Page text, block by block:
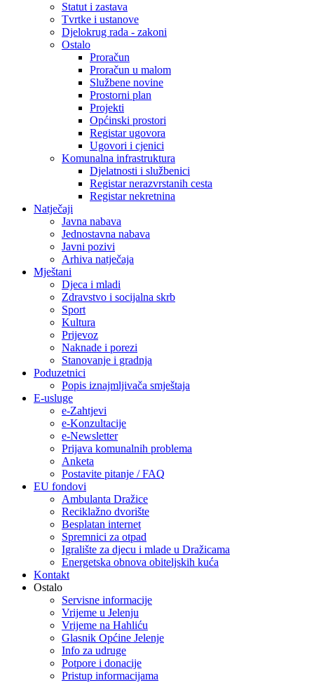
Statut i zastava
Tvrtke i ustanove
Djelokrug rada - zakoni
Ostalo
Proračun
Proračun u malom
Službene novine
Prostorni plan
Projekti
Općinski prostori
Registar ugovora
Ugovori i cjenici
Komunalna infrastruktura
Djelatnosti i službenici
Registar nerazvrstanih cesta
Registar nekretnina
Natječaji
Javna nabava
Jednostavna nabava
Javni pozivi
Arhiva natječaja
Mještani
Djeca i mladi
Zdravstvo i socijalna skrb
Sport
Kultura
Prijevoz
Naknade i porezi
Stanovanje i gradnja
Poduzetnici
Popis iznajmljivača smještaja
E-usluge
e-Zahtjevi
e-Konzultacije
e-Newsletter
Prijava komunalnih problema
Anketa
Postavite pitanje / FAQ
EU fondovi
Ambulanta Dražice
Reciklažno dvorište
Besplatan internet
Spremnici za otpad
Igralište za djecu i mlade u Dražicama
Energetska obnova obiteljskih kuća
Kontakt
Ostalo
Servisne informacije
Vrijeme u Jelenju
Vrijeme na Hahliću
Glasnik Općine Jelenje
Info za udruge
Potpore i donacije
Pristup informacijama